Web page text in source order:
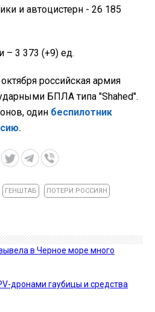
и автоцистерн - 26 185
– 3 373 (+9) ед.
российская армия
БПЛА типа "Shahed".
один беспилотник
ГЕНШТАБ ПОТЕРИ РОССИЯН
в Черное море много
дронами гаубицы и средства